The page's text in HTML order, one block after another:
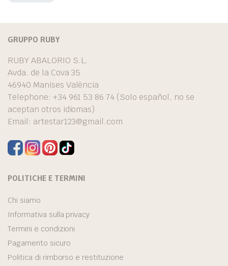
GRUPPO RUBY
RUBY ABALORIO S.L.
Avda. de la Cova 35
46940 Manises València
Telephone: +34 961 53 86 74 (Solo español, no se
aceptan otros idiomas)
Email: artestar123@gmail.com
POLITICHE E TERMINI
Chi siamo
Informativa sulla privacy
Termini e condizioni
Pagamento sicuro
Politica di rimborso e restituzione